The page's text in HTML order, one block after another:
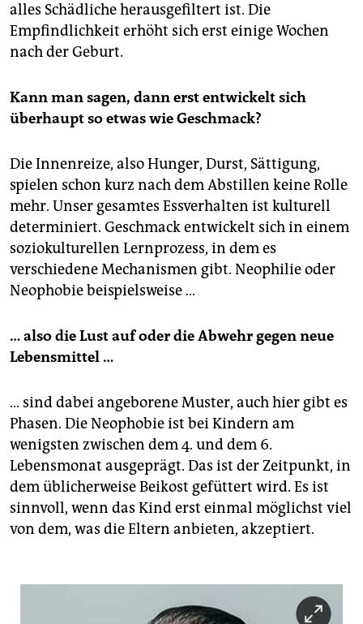
alles Schädliche herausgefiltert ist. Die
Empfindlichkeit erhöht sich erst einige Wochen
nach der Geburt.
Kann man sagen, dann erst entwickelt sich
überhaupt so etwas wie Geschmack?
Die Innenreize, also Hunger, Durst, Sättigung,
spielen schon kurz nach dem Abstillen keine Rolle
mehr. Unser gesamtes Essverhalten ist kulturell
determiniert. Geschmack entwickelt sich in einem
soziokulturellen Lernprozess, in dem es
verschiedene Mechanismen gibt. Neophilie oder
Neophobie beispielsweise …
… also die Lust auf oder die Abwehr gegen neue
Lebensmittel …
… sind dabei angeborene Muster, auch hier gibt es
Phasen. Die Neophobie ist bei Kindern am
wenigsten zwischen dem 4. und dem 6.
Lebensmonat ausgeprägt. Das ist der Zeitpunkt, in
dem üblicherweise Beikost gefüttert wird. Es ist
sinnvoll, wenn das Kind erst einmal möglichst viel
von dem, was die Eltern anbieten, akzeptiert.